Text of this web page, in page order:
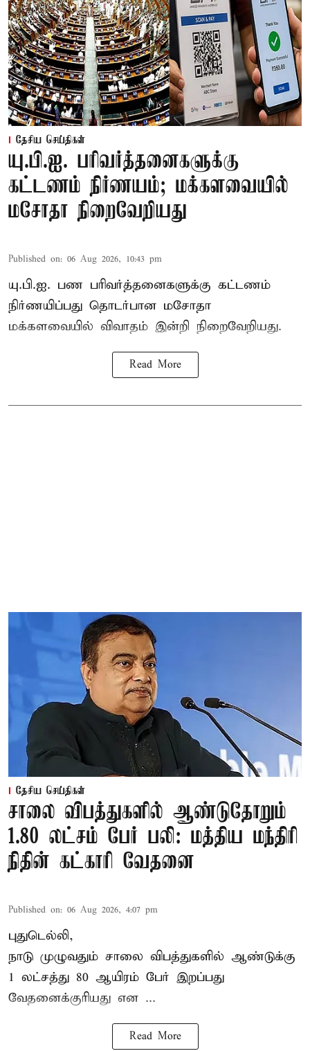
தேசிய செய்திகள்
யு.பி.ஐ. பரிவர்த்தனைகளுக்கு
கட்டணம் நிர்ணயம்; மக்களவையில்
மசோதா நிறைவேறியது
Published on: 06 Aug 2026, 10:43 pm
யு.பி.ஐ. பண பரிவர்த்தனைகளுக்கு கட்டணம்
நிர்ணயிப்பது தொடர்பான மசோதா
மக்களவையில் விவாதம் இன்றி நிறைவேறியது.
Read More
தேசிய செய்திகள்
சாலை விபத்துகளில் ஆண்டுதோறும்
1.80 லட்சம் பேர் பலி: மத்திய மந்திரி
நிதின் கட்காரி வேதனை
Published on: 06 Aug 2026, 4:07 pm
புதுடெல்லி,
நாடு முழுவதும் சாலை விபத்துகளில் ஆண்டுக்கு
1 லட்சத்து 80 ஆயிரம் பேர் இறப்பது
வேதனைக்குரியது என ...
Read More